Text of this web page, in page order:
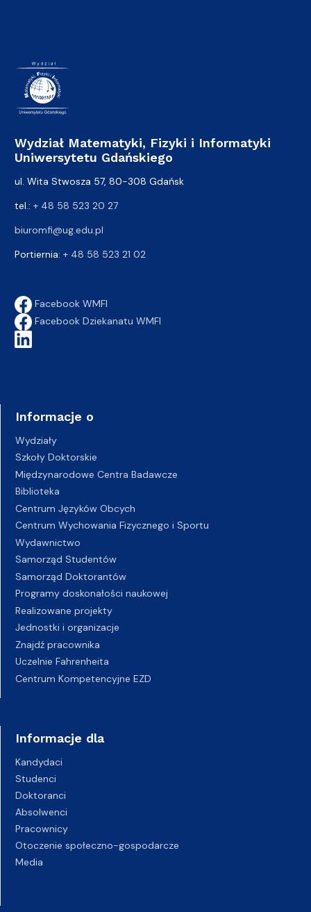
Wydział Matematyki, Fizyki i Informatyki
Uniwersytetu Gdańskiego
ul. Wita Stwosza 57, 80-308 Gdańsk
tel.: + 48 58 523 20 27
biuromfi@ug.edu.pl
Portiernia: + 48 58 523 21 02
Facebook WMFI
Facebook Dziekanatu WMFI
Informacje o
Wydziały
Szkoły Doktorskie
Międzynarodowe Centra Badawcze
Biblioteka
Centrum Języków Obcych
Centrum Wychowania Fizycznego i Sportu
Wydawnictwo
Samorząd Studentów
Samorząd Doktorantów
Programy doskonałości naukowej
Realizowane projekty
Jednostki i organizacje
Znajdź pracownika
Uczelnie Fahrenheita
Centrum Kompetencyjne EZD
Informacje dla
Kandydaci
Studenci
Doktoranci
Absolwenci
Pracownicy
Otoczenie społeczno-gospodarcze
Media